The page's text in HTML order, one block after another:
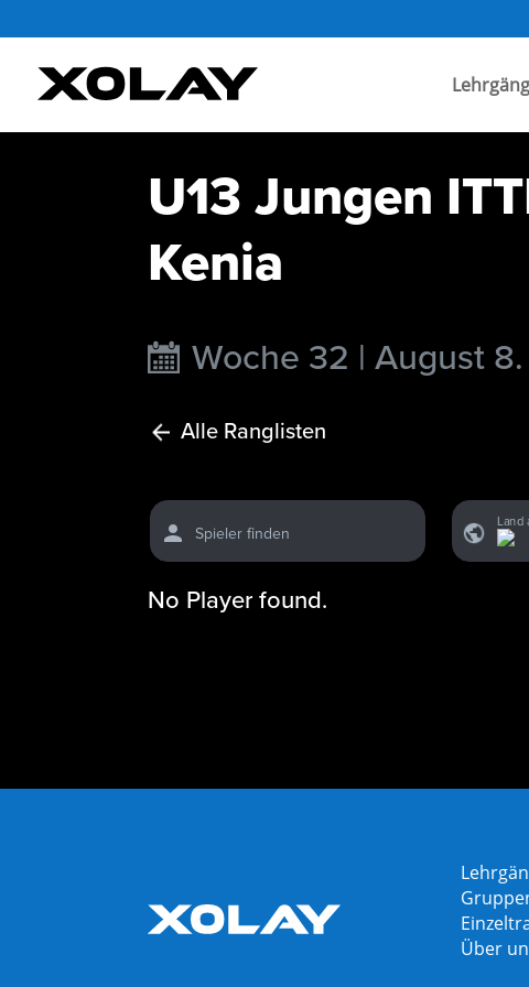
U13 Jungen
Kenia
Woche 32 | August
Alle Ranglisten
Spieler finden
Land
No Player found.
Über